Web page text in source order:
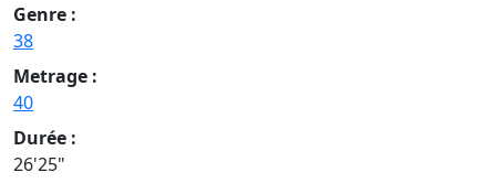
Genre :
38
Metrage :
40
Durée :
26'25"